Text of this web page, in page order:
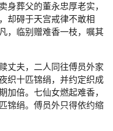
身葬父的董永忠厚老实，
却碍于天宫戒律不敢相
，临别赠难香一枝，嘱其
丈夫，二人同往傅员外家
织十匹锦绢，并约定织成
加倍。七仙女燃起难香，
锦绢。傅员外只得依约缩